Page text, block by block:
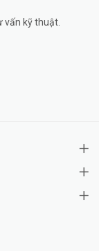
vấn kỹ thuật.